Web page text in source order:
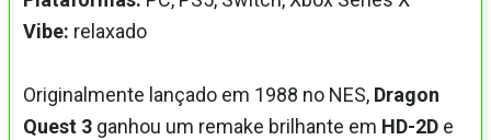
Vibe: relaxado
Originalmente lançado em 1988 no NES, Dragon
Quest 3 ganhou um remake brilhante em HD-2D e